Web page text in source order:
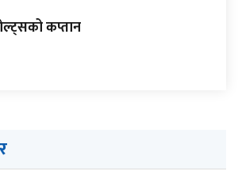
कप्तान